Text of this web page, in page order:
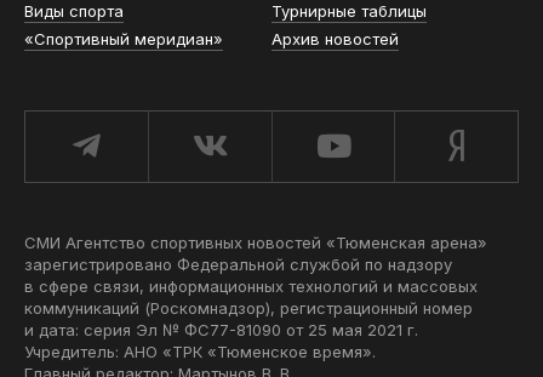
Виды спорта
Турнирные таблицы
«Спортивный меридиан»
Архив новостей
СМИ Агентство спортивных новостей «Тюменская арена»
зарегистрировано Федеральной службой по надзору
в сфере связи, информационных технологий и массовых
коммуникаций (Роскомнадзор), регистрационный номер
и дата: серия Эл № ФС77-81090 от 25 мая 2021 г.
Учредитель: АНО «ТРК «Тюменское время».